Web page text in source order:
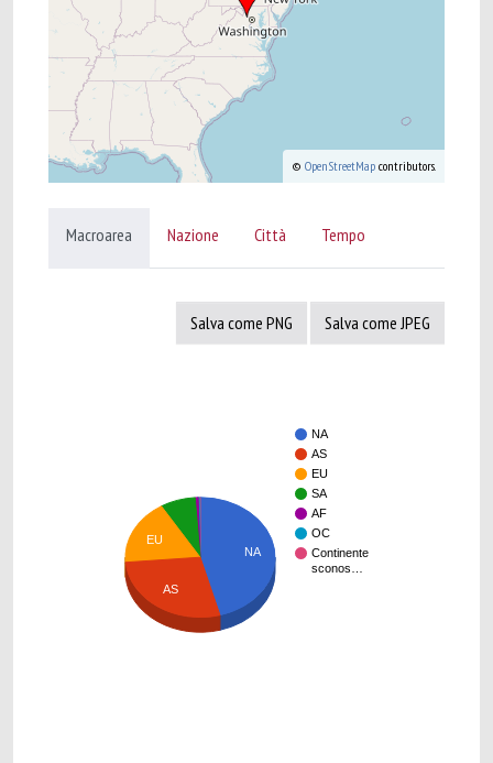
© OpenStreetMap contributors.
Macroarea Nazione Città Tempo
Salva come PNG Salva come JPEG
NA
AS
EU
SA
AF
OC
Continente
sconos…
NA
EU
AS